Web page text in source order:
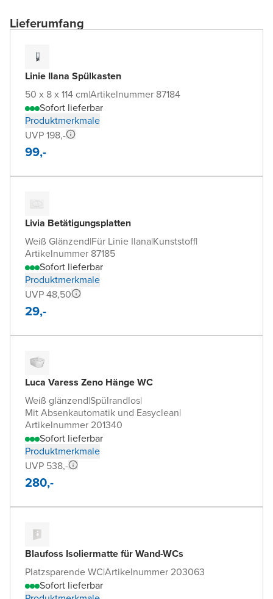
Lieferumfang
Linie Ilana Spülkasten
50 x 8 x 114 cm|Artikelnummer 87184
Sofort lieferbar
Produktmerkmale
UVP 198,-
99,-
Livia Betätigungsplatten
Weiß Glänzend|Für Linie Ilana|Kunststoff|
Artikelnummer 87185
Sofort lieferbar
Produktmerkmale
UVP 48,50
29,-
Luca Varess Zeno Hänge WC
Weiß glänzend|Spülrandlos|
Mit Absenkautomatik und Easyclean|
Artikelnummer 201340
Sofort lieferbar
Produktmerkmale
UVP 538,-
280,-
Blaufoss Isoliermatte für Wand-WCs
Platzsparende WC|Artikelnummer 203063
Sofort lieferbar